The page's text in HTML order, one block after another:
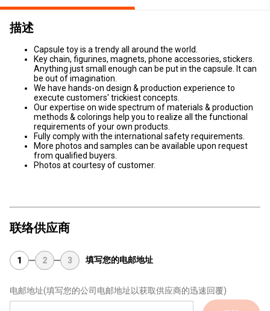
描述
Capsule toy is a trendy all around the world.
Key chain, figurines, magnets, phone accessories, stickers.
Anything just small enough can be put in the capsule. It can
be out of imagination.
We have hands-on design & production experience to
execute customers' trickiest concepts.
Our expertise on wide spectrum of materials & production
methods & colorings help you to realize all the functional
requirements of your own products.
Fully comply with the international safety requirements.
More photos and samples can be available upon request
from qualified buyers.
Photos at courtesy of customer.
联络供应商
1 2 3 填写您的电邮地址
电邮地址(填写您的公司电邮地址以获取供应商的迅速回覆)